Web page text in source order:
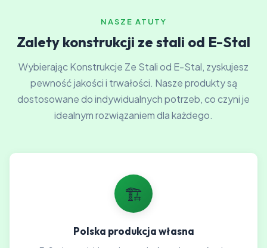
NASZE ATUTY
Zalety konstrukcji ze stali od E-Stal
Wybierając Konstrukcje Ze Stali od E-Stal, zyskujesz
pewność jakości i trwałości. Nasze produkty są
dostosowane do indywidualnych potrzeb, co czyni je
idealnym rozwiązaniem dla każdego.
🏗️
Polska produkcja własna